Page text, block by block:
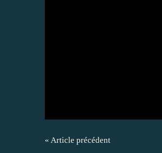
« Article précédent